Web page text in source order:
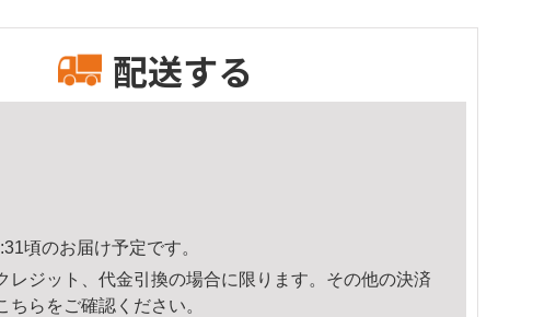
配送する
頃のお届け予定です。
レジット、代金引換の場合に限ります。その他の決済
ちら をご確認ください。